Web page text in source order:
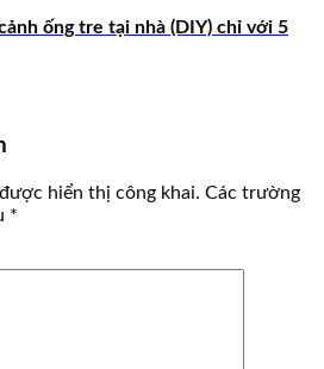
ống tre tại nhà (DIY) chỉ với 5
hiển thị công khai. Các trường
*